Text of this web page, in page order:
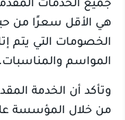
هي الأقل سعرًا من
الخصومات التي يتم
المواسم والمناسبات.
وتأكد أن الخدمة
من خلال المؤسسة